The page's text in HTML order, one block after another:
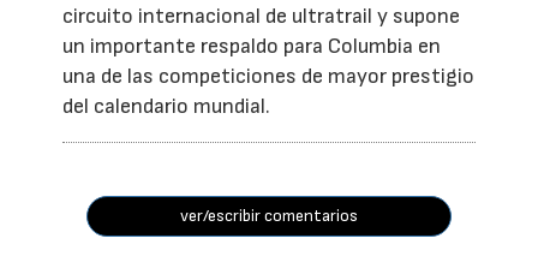
circuito internacional de ultratrail y supone
un importante respaldo para Columbia en
una de las competiciones de mayor prestigio
del calendario mundial.
ver/escribir comentarios